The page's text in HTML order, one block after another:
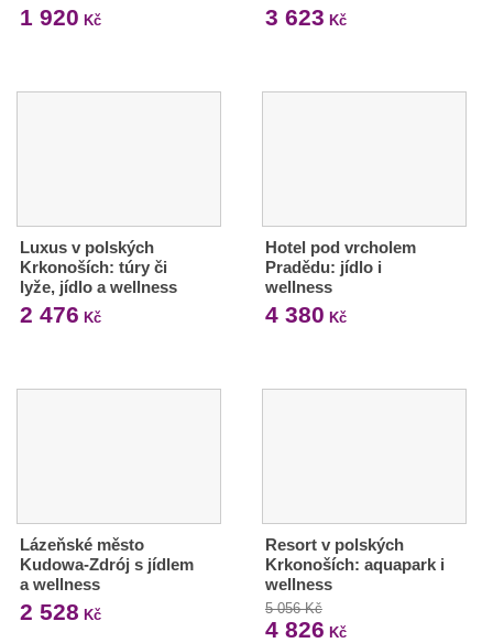
1 920 Kč 3 623 Kč
Luxus v polských
Krkonoších: túry či
lyže, jídlo a wellness
2 476 Kč
Hotel pod vrcholem
Pradědu: jídlo i
wellness
4 380 Kč
Lázeňské město
Kudowa-Zdrój s jídlem
a wellness
2 528 Kč
Resort v polských
Krkonoších: aquapark i
wellness
5 056 Kč
4 826 Kč